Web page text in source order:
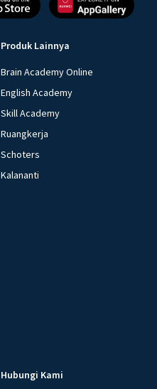
Produk Lainnya
Brain Academy Online
English Academy
Skill Academy
Ruangkerja
Schoters
Kalananti
Hubungi Kami